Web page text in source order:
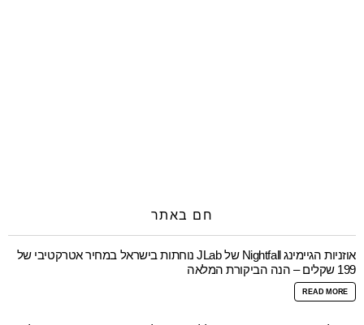
חם באתר
אוזניות הגיימינג Nightfall של JLab נוחתות בישראל במחיר אטרקטיבי של
199 שקלים – הנה הביקורת המלאה
READ MORE